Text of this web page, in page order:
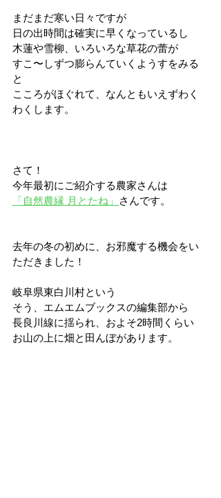
まだまだ寒い日々ですが
日の出時間は確実に早くなっているし
木蓮や雪柳、いろいろな草花の蕾が
すこ〜しずつ膨らんていくようすをみる
と
こころがほぐれて、なんともいえずわく
わくします。
さて！
今年最初にご紹介する農家さんは
「自然農縁 月とたね」
さんです。
去年の冬の初めに、お邪魔する機会をい
ただきました！
岐阜県東白川村という
そう、エムエムブックスの編集部から
長良川線に揺られ、およそ2時間くらい
お山の上に畑と田んぼがあります。